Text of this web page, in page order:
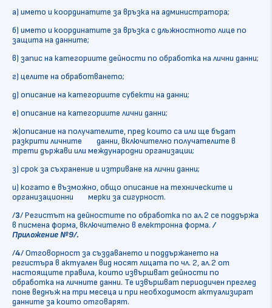
а) името и координатите за връзка на администратора;
б) името и координатите за връзка с длъжностното лице по
защита на данните;
в) запис на категориите дейности по обработка на лични данни;
г) целите на обработването;
д) описание на категориите субекти на данни;
е) описание на категориите лични данни;
ж)описание на получателите, пред които са или ще бъдат
разкрити личните данни, включително получателите в
трети държави или международни организации;
з) срок за съхранение и изтриване на лични данни;
и) когато е възможно, общо описание на техническите и
организационни мерки за сигурност.
/3/ Регистът на дейностите по обработка по ал.2 се поддържа
в писмена форма, включително в електронна форма. /
Приложение №9/.
/4/ Отговорност за създаването и поддържането на
регистъра в актуален вид носят лицата по чл. 2, ал.2 от
настоящите правила, които извършват дейности по
обработка на личните данни. Те извършват периодичен преглед
поне веднъж на три месеца и при необходимост актуализират
данните за които отговарят.